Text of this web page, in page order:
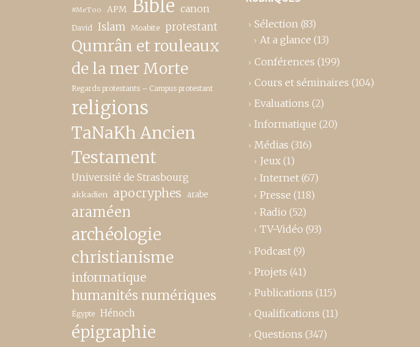
#MeToo APM Bible canon
David Islam Moabite protestant
Qumrân et rouleaux
de la mer Morte
Regards protestants – Campus protestant
religions
TaNaKh Ancien
Testament
Université de Strasbourg
akkadien apocryphes arabe
araméen
archéologie
christianisme
informatique
humanités numériques
Égypte Hénoch
épigraphie
Sélection (83)
At a glance (13)
Conférences (199)
Cours et séminaires (104)
Evaluations (2)
Informatique (20)
Médias (316)
Jeux (1)
Internet (67)
Presse (118)
Radio (52)
TV-Vidéo (93)
Podcast (9)
Projets (41)
Publications (115)
Qualifications (11)
Questions (347)